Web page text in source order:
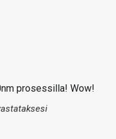
prosessilla! Wow!